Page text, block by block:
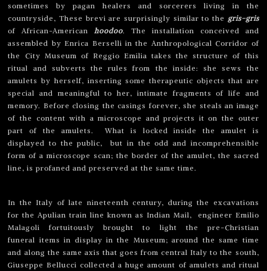
sometimes by pagan healers and sorcerers living in the
countryside, These brevi are surprisingly similar to the gris-gris
of African-Americanhoodoo. The installation conceived and
assembled by Enrica Berselli in the Anthropological Corridor of
the City Museum of Reggio Emilia takes the structure of this
ritual and subverts the rules from the inside: she sews the
amulets by herself, inserting some therapeutic objects that are
special and meaningful to her, intimate fragments of life and
memory. Before closing the casings forever, she steals an image
of the content with a microscope and projects it on the outer
part of the amulets. What is locked inside the amulet is
displayed to the public, but in the odd and incomprehensible
form of a microscope scan; the border of the amulet, the sacred
line, is profaned and preserved at the same time.
In the Italy of late nineteenth century, during the excavations
for the Apulian train line known as Indian Mail, engineer Emilio
Malagoli fortuitously brought to light the pre-Christian
funeral items in display in the Museum; around the same time
and along the same axis that goes from central Italy to the south,
Giuseppe Bellucci collected a huge amount of amulets and ritual